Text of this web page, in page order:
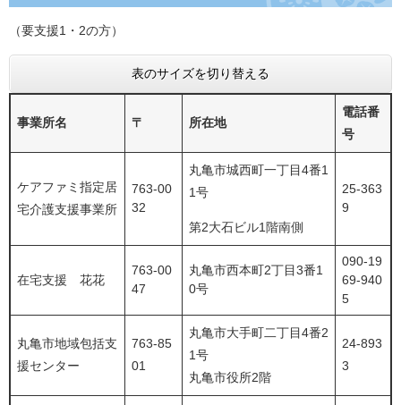
（要支援1・2の方）
表のサイズを切り替える
事業所名 〒 所在地
電話番
号
ケアファミ指定居
宅介護支援事業所
763-00
32
丸亀市城西町一丁目4番1
1号
第2大石ビル1階南側
25-363
9
在宅支援 花花
763-00
47
丸亀市西本町2丁目3番1
0号
090-19
69-940
5
丸亀市地域包括支
援センター
763-85
01
丸亀市大手町二丁目4番2
1号
丸亀市役所2階
24-893
3